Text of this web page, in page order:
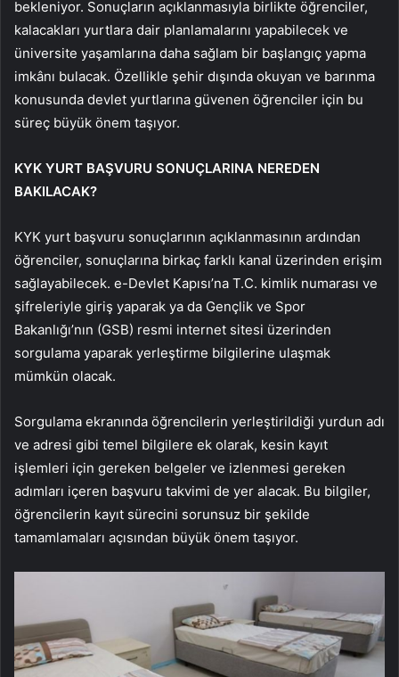
bekleniyor. Sonuçların açıklanmasıyla birlikte öğrenciler,
kalacakları yurtlara dair planlamalarını yapabilecek ve
üniversite yaşamlarına daha sağlam bir başlangıç yapma
imkânı bulacak. Özellikle şehir dışında okuyan ve barınma
konusunda devlet yurtlarına güvenen öğrenciler için bu
süreç büyük önem taşıyor.
KYK YURT BAŞVURU SONUÇLARINA NEREDEN
BAKILACAK?
KYK yurt başvuru sonuçlarının açıklanmasının ardından
öğrenciler, sonuçlarına birkaç farklı kanal üzerinden erişim
sağlayabilecek. e-Devlet Kapısı’na T.C. kimlik numarası ve
şifreleriyle giriş yaparak ya da Gençlik ve Spor
Bakanlığı’nın (GSB) resmi internet sitesi üzerinden
sorgulama yaparak yerleştirme bilgilerine ulaşmak
mümkün olacak.
Sorgulama ekranında öğrencilerin yerleştirildiği yurdun adı
ve adresi gibi temel bilgilere ek olarak, kesin kayıt
işlemleri için gereken belgeler ve izlenmesi gereken
adımları içeren başvuru takvimi de yer alacak. Bu bilgiler,
öğrencilerin kayıt sürecini sorunsuz bir şekilde
tamamlamaları açısından büyük önem taşıyor.